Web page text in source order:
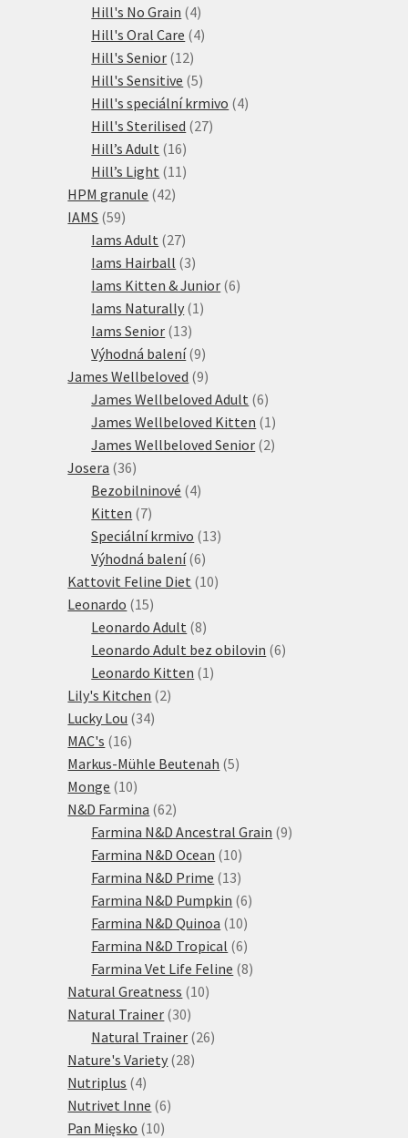
produktů
Hill's No Grain 44
produkty
Hill's Oral Care 44
Hill's Senior 1212
produktů
Hill's Sensitive 55
produktů
Hill's speciální krmivo 44
Hill's Sterilised 2727
Hill’s Adult 1616
produktů
Hill’s Light 11 11
HPM granule 4242
IAMS 5959
produktů
Iams Adult 2727
produktů
Iams Hairball 33
produkty
Iams Kitten & Junior 66
Iams Naturally 1 1
Iams Senior 1313
produktů
Výhodná balení 99
produktů
James Wellbeloved 99
produktů
James Wellbeloved Adult 66
produktů
James Wellbeloved Kitten 1 1
produkt
James Wellbeloved Senior 22
Josera 3636
produktů
Bezobilninové 44
Kitten 77
produktů
Speciální krmivo 1313
Výhodná balení 66
produktů
Kattovit Feline Diet 1010
Leonardo 1515
produktů
Leonardo Adult 88
produktů
Leonardo Adult bez obilovin 66
Leonardo Kitten 1 1
Lily's Kitchen 22
Lucky Lou 3434
MAC's 1616
produktů
Markus-Mühle Beutenah 55
Monge 1010
produktů
N&D Farmina 6262
produktů
Farmina N&D Ancestral Grain 99
Farmina N&D Ocean 1010
produktů
Farmina N&D Prime 1313
produktů
Farmina N&D Pumpkin 66
Farmina N&D Quinoa 1010
produktů
Farmina N&D Tropical 66
produktů
Farmina Vet Life Feline 88
Natural Greatness 1010
Natural Trainer 3030
produktů
Natural Trainer 2626
Nature's Variety 2828
Nutriplus 44
produkty
Nutrivet Inne 66
Pan Mięsko 1010